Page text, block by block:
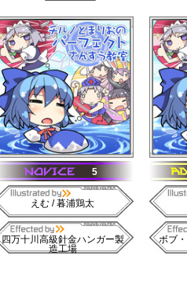
5
えむ / 暮浦鶏太
四万十川高級針金ハンガー製
造工場
ボブ